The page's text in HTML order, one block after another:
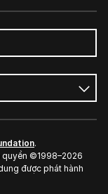
.
quyền ©1998–2026
được phát hành